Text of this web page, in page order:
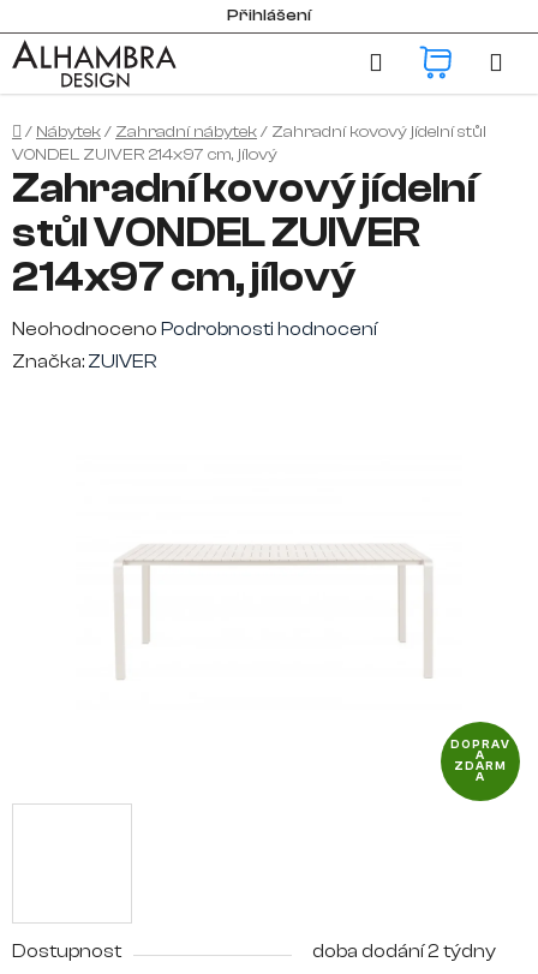
na
obsah
Přihlášení
Hledat
Domů
/ Nábytek/ Zahradní nábytek/ Zahradní kovový jídelní stůl
VONDEL ZUIVER 214x97 cm, jílový
Dostupnost
doba dodání 2 týdny
Zahradní kovový jídelní
stůl VONDEL ZUIVER
214x97 cm, jílový
Průměrné
hodnocení
Neohodnoceno Podrobnosti hodnocení
Značka: ZUIVER
DOPRAV
A
ZDARM
A